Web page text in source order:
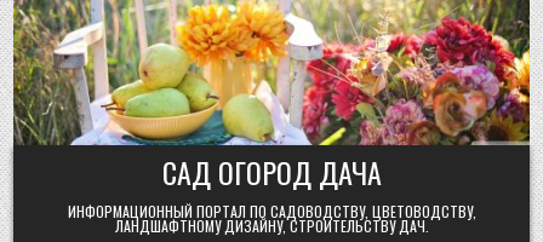
Skip
to
content
САД ОГОРОД ДАЧА
ИНФОРМАЦИОННЫЙ ПОРТАЛ ПО САДОВОДСТВУ, ЦВЕТОВОДСТВУ,
ЛАНДШАФТНОМУ ДИЗАЙНУ, СТРОИТЕЛЬСТВУ ДАЧ.